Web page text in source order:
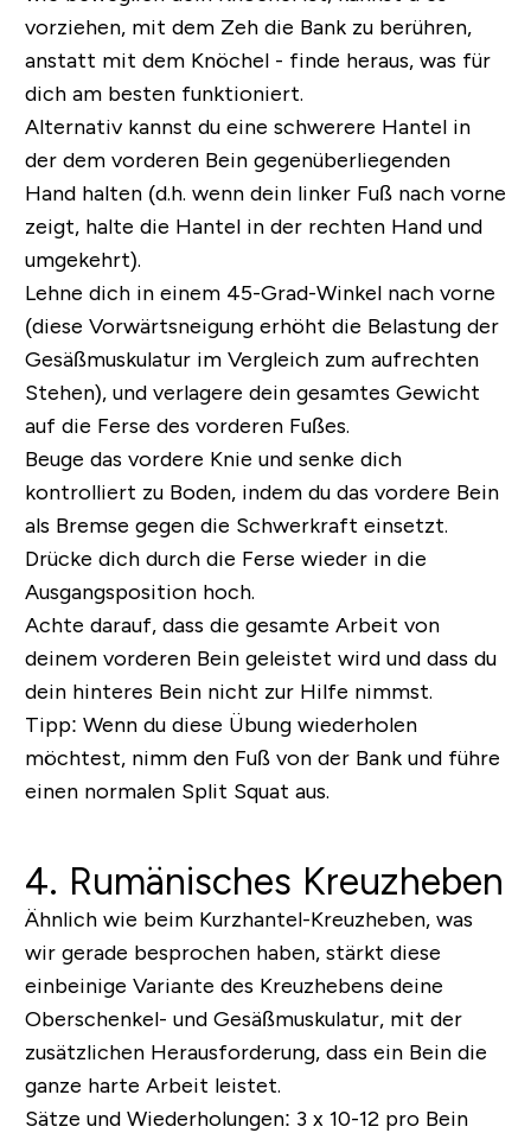
vorziehen, mit dem Zeh die Bank zu berühren,
anstatt mit dem Knöchel - finde heraus, was für
dich am besten funktioniert.
Alternativ kannst du eine schwerere Hantel in
der dem vorderen Bein gegenüberliegenden
Hand halten (d.h. wenn dein linker Fuß nach vorne
zeigt, halte die Hantel in der rechten Hand und
umgekehrt).
Lehne dich in einem 45-Grad-Winkel nach vorne
(diese Vorwärtsneigung erhöht die Belastung der
Gesäßmuskulatur im Vergleich zum aufrechten
Stehen), und verlagere dein gesamtes Gewicht
auf die Ferse des vorderen Fußes.
Beuge das vordere Knie und senke dich
kontrolliert zu Boden, indem du das vordere Bein
als Bremse gegen die Schwerkraft einsetzt.
Drücke dich durch die Ferse wieder in die
Ausgangsposition hoch.
Achte darauf, dass die gesamte Arbeit von
deinem vorderen Bein geleistet wird und dass du
dein hinteres Bein nicht zur Hilfe nimmst.
Tipp: Wenn du diese Übung wiederholen
möchtest, nimm den Fuß von der Bank und führe
einen normalen Split Squat aus.
4. Rumänisches Kreuzheben
Ähnlich wie beim Kurzhantel-Kreuzheben, was
wir gerade besprochen haben, stärkt diese
einbeinige Variante des Kreuzhebens deine
Oberschenkel- und Gesäßmuskulatur, mit der
zusätzlichen Herausforderung, dass ein Bein die
ganze harte Arbeit leistet.
Sätze und Wiederholungen: 3 x 10-12 pro Bein